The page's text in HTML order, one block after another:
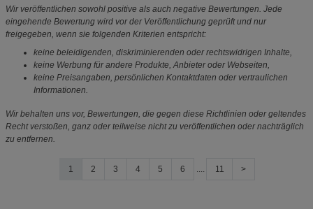
Wir veröffentlichen sowohl positive als auch negative Bewertungen. Jede
eingehende Bewertung wird vor der Veröffentlichung geprüft und nur
freigegeben, wenn sie folgenden Kriterien entspricht:
keine beleidigenden, diskriminierenden oder rechtswidrigen Inhalte,
keine Werbung für andere Produkte, Anbieter oder Webseiten,
keine Preisangaben, persönlichen Kontaktdaten oder vertraulichen
Informationen.
Wir behalten uns vor, Bewertungen, die gegen diese Richtlinien oder geltendes
Recht verstoßen, ganz oder teilweise nicht zu veröffentlichen oder nachträglich
zu entfernen.
1 2 3 4 5 6 .... 11 >